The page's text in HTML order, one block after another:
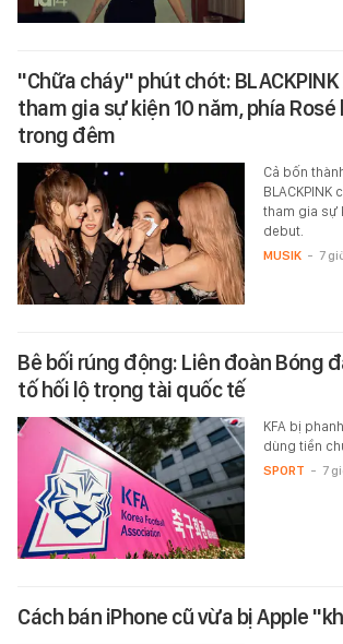
"Chữa cháy" phút chót:
tham gia sự kiện 10 năm, phía
trong đêm
Cả bốn
BLACKPINK
tham gia sự
debut.
MUSIK - 7
Bê bối rúng động: Liên đoàn Bóng
tố hối lộ trọng tài quốc tế
KFA bị
dùng tiền
SPORT - 7
Cách bán iPhone cũ vừa bị Apple